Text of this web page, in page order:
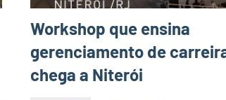
Workshop que ensina
gerenciamento de
chega a Niterói